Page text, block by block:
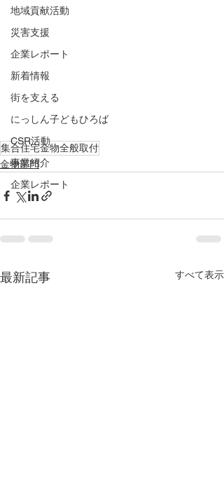
地域貢献活動
災害支援
企業レポート
新着情報
街を支える
にっしん子どもひろば
CSR活動
事業紹介
企業レポート
集合住宅金物全般取付
金物部門
最新記事 すべて表示